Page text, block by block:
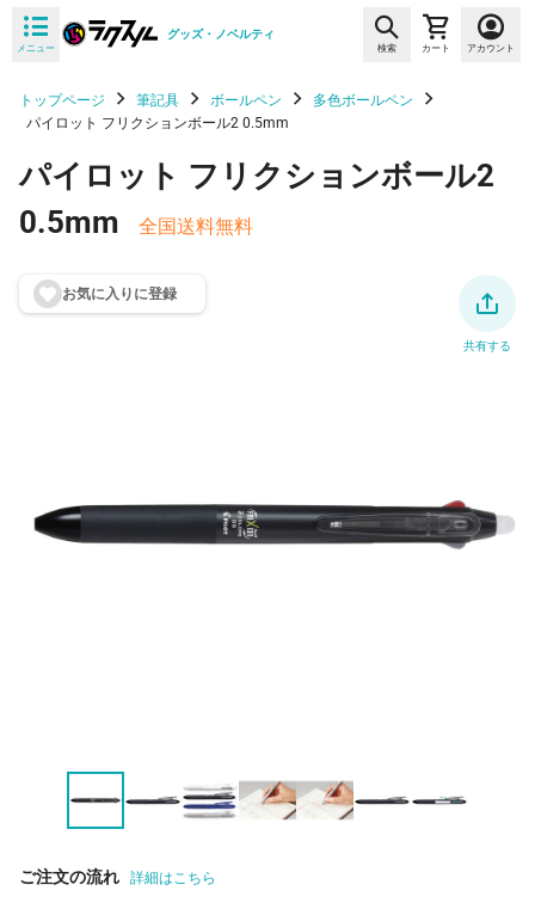
メニュー
グッズ・ノベルティ
検索 カート アカウント
トップページ 筆記具 ボールペン
多色ボールペン
パイロット フリクションボール2 0.5mm
パイロット フリクションボール2
0.5mm
全国送料無料
お気に入りに登録
共有する
ご注文の流れ 詳細はこちら